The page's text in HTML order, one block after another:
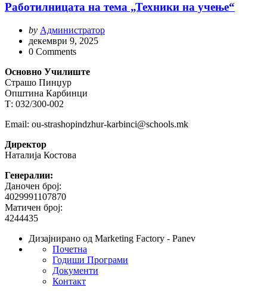
Работилницата на тема „Техники на учење“
Posted
by
by Администратор
декември 9, 2025
0 Comments
Основно Училиште
Страшо Пинџур
Општина Карбинци
Т: 032/300-002
Email: ou-strashopindzhur-karbinci@schools.mk
Директор
Наталија Костова
Генералии:
Даночен број:
4029991107870
Матичен број:
4244435
Дизајнирано од Marketing Factory - Panev
Почетна
Годиши Програми
Документи
Контакт